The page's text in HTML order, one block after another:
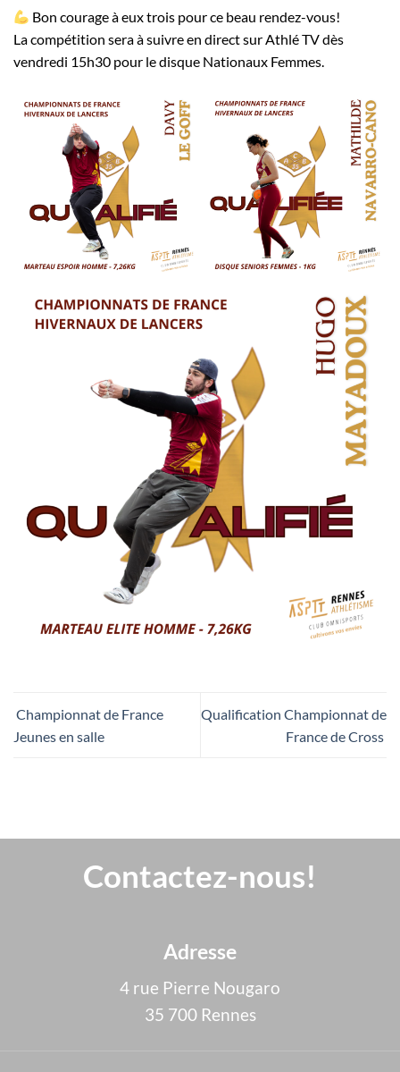
Bon courage à eux trois pour ce beau rendez-vous!
La compétition sera à suivre en direct sur Athlé TV dès
vendredi 15h30 pour le disque Nationaux Femmes.
Championnat de France
Jeunes en salle
Qualification Championnat de
France de Cross
Contactez-nous!
Adresse
4 rue Pierre Nougaro
35 700 Rennes